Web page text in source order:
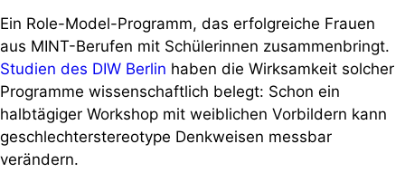
Ein Role-Model-Programm, das erfolgreiche Frauen
aus MINT-Berufen mit Schülerinnen zusammenbringt.
Studien des DIW Berlin haben die Wirksamkeit solcher
Programme wissenschaftlich belegt: Schon ein
halbtägiger Workshop mit weiblichen Vorbildern kann
geschlechterstereotype Denkweisen messbar
verändern.